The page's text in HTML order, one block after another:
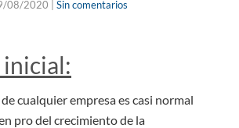
08/2020 Sin comentarios
cualquier empresa es casi normal
pro del crecimiento de la